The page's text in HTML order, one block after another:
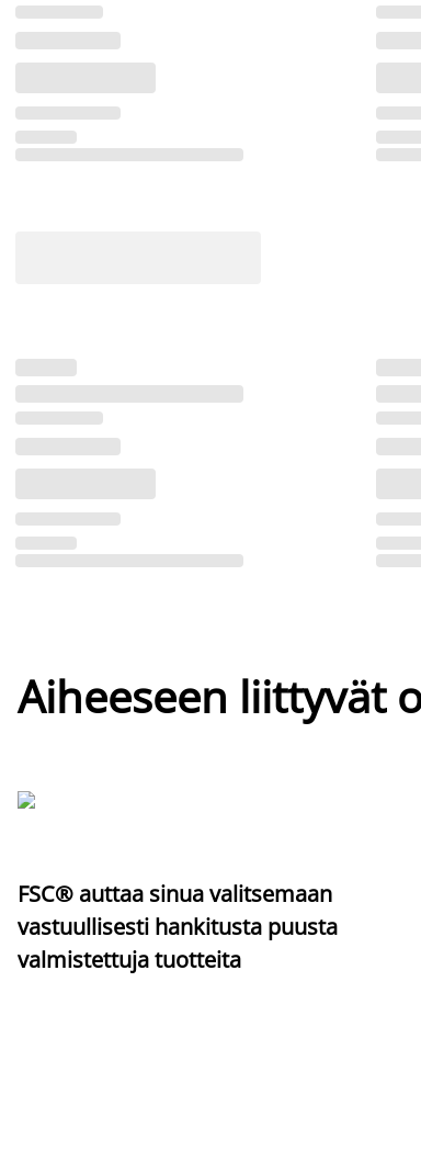
Aiheeseen liittyvät
FSC® auttaa sinua valitsemaan
vastuullisesti hankitusta puusta
valmistettuja tuotteita